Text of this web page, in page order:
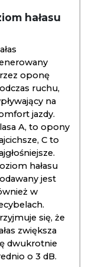
hałasu
oponę
ruchu,
na
jazdy.
A, to opony
C to
hałasu
jest
w
się, że
zwiększa
dwukrotnie
o 3 dB.